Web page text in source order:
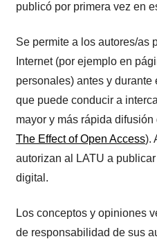
publicó por primera vez en
Se permite a los autores/as
Internet (por ejemplo en
personales) antes y
que puede conducir a
mayor y más rápida
The Effect of Open Access).
autorizan al LATU a
digital.
Los conceptos y opiniones
de responsabilidad de sus